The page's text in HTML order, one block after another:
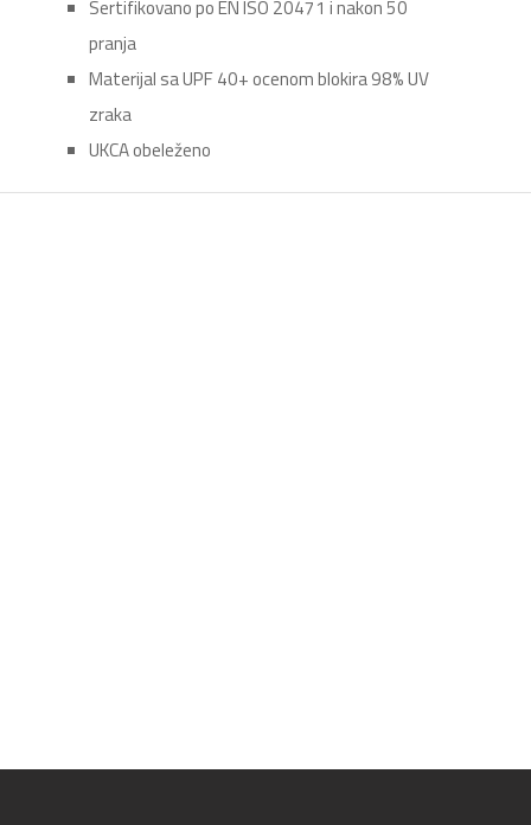
Sertifikovano po EN ISO 20471 i nakon 50
pranja
Materijal sa UPF 40+ ocenom blokira 98% UV
zraka
UKCA obeleženo